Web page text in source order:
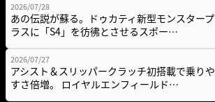
2026/07/28
あの伝説が蘇る。ドゥカティ新型モンスタープ
ラスに「S4」を彷彿とさせるスポー…
2026/07/27
アシスト＆スリッパークラッチ初搭載で乗りや
すさ倍増。 ロイヤルエンフィールド…